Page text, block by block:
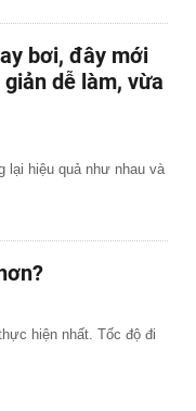
bơi, đây mới
dễ làm, vừa
lại hiệu quả như nhau và
hiện nhất. Tốc độ đi